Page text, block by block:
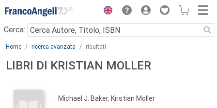
Menu
Cerca:
Main content
Home ricerca avanzata risultati
LIBRI DI KRISTIAN MOLLER
Michael J. Baker, Kristian Moller